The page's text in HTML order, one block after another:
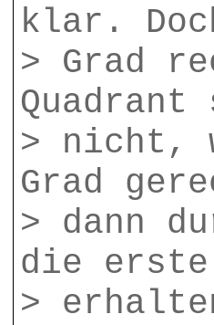
klar.
> Grad
> nicht,
Grad
> dann
die
>